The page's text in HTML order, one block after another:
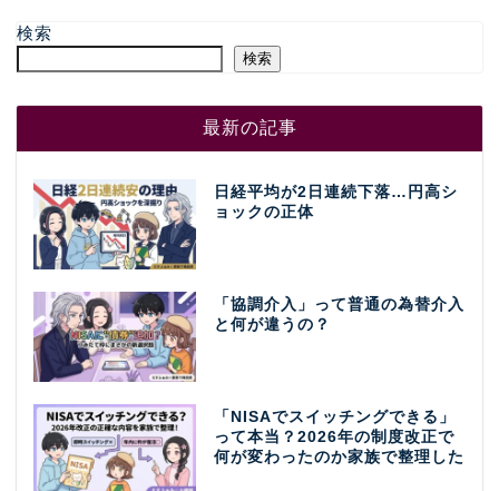
検索
検索
最新の記事
日経平均が2日連続下落…円高シ
ョックの正体
「協調介入」って普通の為替介入
と何が違うの？
「NISAでスイッチングできる」
って本当？2026年の制度改正で
何が変わったのか家族で整理した